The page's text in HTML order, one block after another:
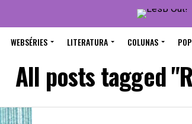
WEBSÉRIES LITERATURA COLUNAS POP
All posts tagged